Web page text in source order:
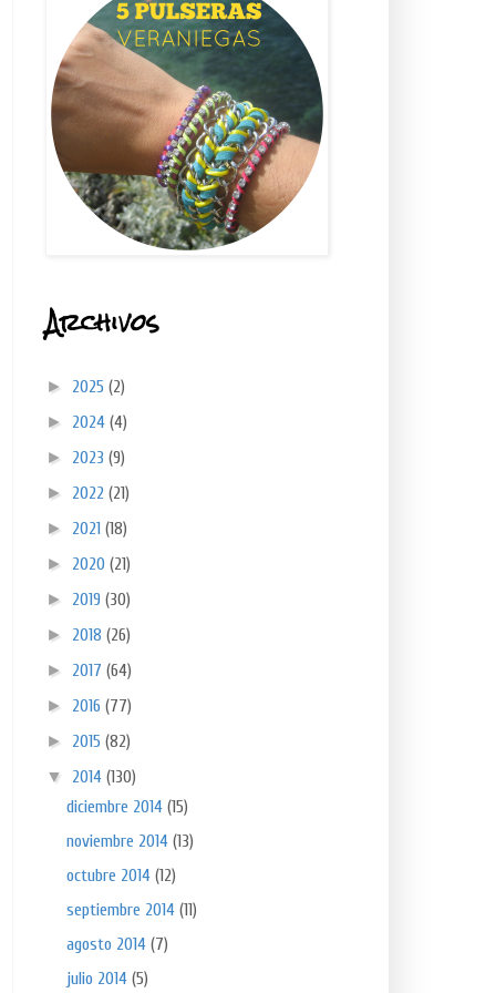
Archivos
► 2025 (2)
► 2024 (4)
► 2023 (9)
► 2022 (21)
► 2021 (18)
► 2020 (21)
► 2019 (30)
► 2018 (26)
► 2017 (64)
► 2016 (77)
► 2015 (82)
▼ 2014 (130)
diciembre 2014(15)
noviembre 2014(13)
octubre 2014(12)
septiembre 2014(11)
agosto 2014(7)
julio 2014(5)